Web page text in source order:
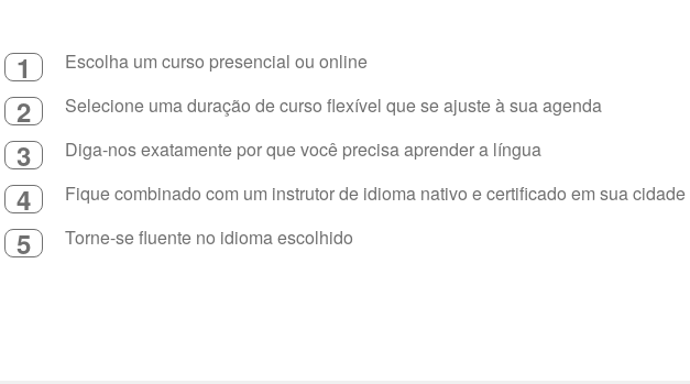
1 Escolha um curso presencial ou online
2 Selecione uma duração de curso flexível que se ajuste à sua agenda
3 Diga-nos exatamente por que você precisa aprender a língua
4 Fique combinado com um instrutor de idioma nativo e certificado em sua
5 Torne-se fluente no idioma escolhido